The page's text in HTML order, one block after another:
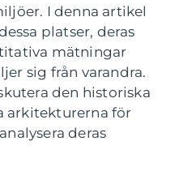
I denna artikel
platser, deras
mätningar
sig från varandra.
den historiska
arkitekturerna för
deras